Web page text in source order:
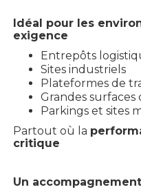
Idéal pour les
exigence
Entrepôts
Sites industriels
Plateformes de
Grandes surfaces
Parkings et sites
Partout où la
critique
Un